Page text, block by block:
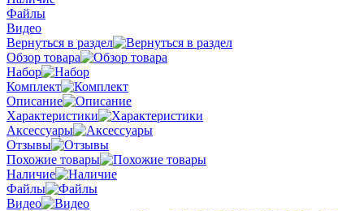
Файлы
Видео
Вернуться в раздел
Обзор товара
Набор
Комплект
Описание
Характеристики
Аксессуары
Отзывы
Похожие товары
Наличие
Файлы
Видео